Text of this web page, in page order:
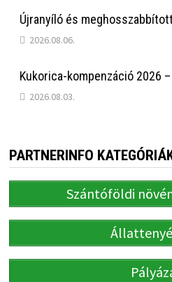
Újranyíló és
2026.08.06.
Kukorica-kompenzáció 2026
2026.08.03.
PARTNERINFO
Szántóföldi